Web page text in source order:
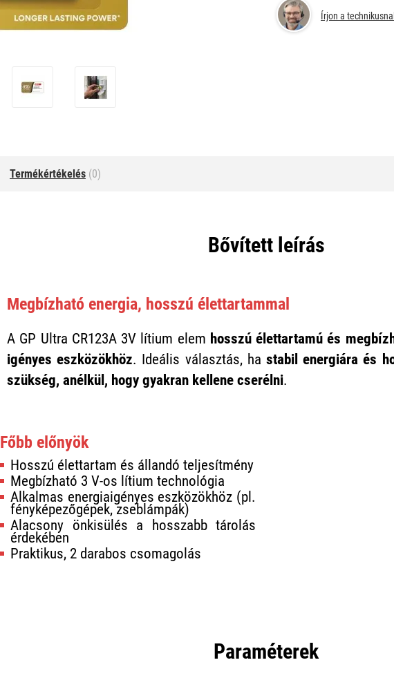
Írjon a
Termékértékelés (0)
Bővített leírás
Megbízható energia, hosszú élettartammal
A GP Ultra CR123A 3V lítium elem hosszú élettartamú és
igényes eszközökhöz. Ideális választás, hastabil energiára és
szükség, anélkül, hogy gyakran kellene cserélni.
Főbb előnyök
Hosszú élettartam és állandó teljesítmény
Megbízható 3 V-os lítium technológia
Alkalmas energiaigényes eszközökhöz (pl.
fényképezőgépek, zseblámpák)
Alacsony önkisülés a hosszabb tárolás
érdekében
Praktikus, 2 darabos csomagolás
Paraméterek